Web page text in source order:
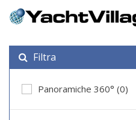
Filtra
Panoramiche 360° (0)